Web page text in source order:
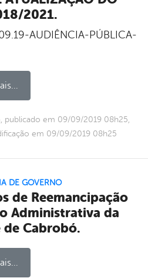
2021.
AUDIÊNCIA-PÚBLICA-
publicado em 09/09/2019 08h25,
em 09/09/2019 08h25
DE GOVERNO
de Reemancipação
Administrativa da
de Cabrobó.